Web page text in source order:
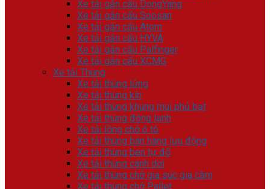
Xe tải gắn cẩu DongYang
Xe tải gắn cẩu Soosan
Xe tải gắn cẩu Atom
Xe tải gắn cẩu HYVA
Xe tải gắn cẩu Palfinger
Xe tải gắn cẩu XCMG
Xe tải Thùng
Xe tải thùng lửng
Xe tải thùng kín
Xe tải thùng khung mui phủ bạt
Xe tải thùng đông lạnh
Xe tải lồng chở ô tô
Xe tải thùng bán hàng lưu động
Xe tải thùng ben tự đổ
Xe tải thùng cánh dơi
Xe tải thùng chở gia súc gia cầm
Xe tải thùng chở Pallet